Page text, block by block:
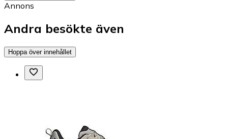
Annons
Andra besökte även
Hoppa över innehållet